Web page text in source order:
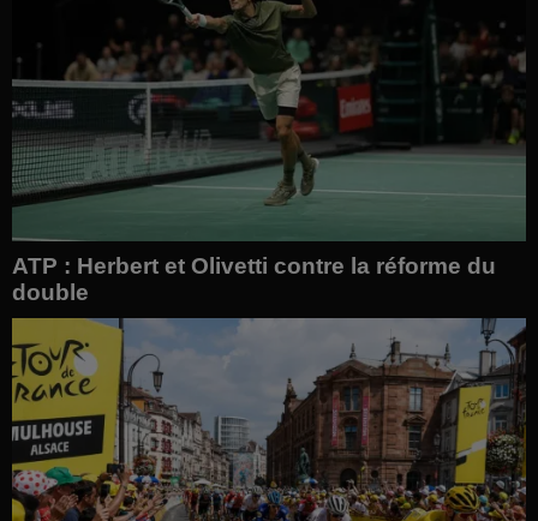
ATP : Herbert et Olivetti contre la réforme du
double